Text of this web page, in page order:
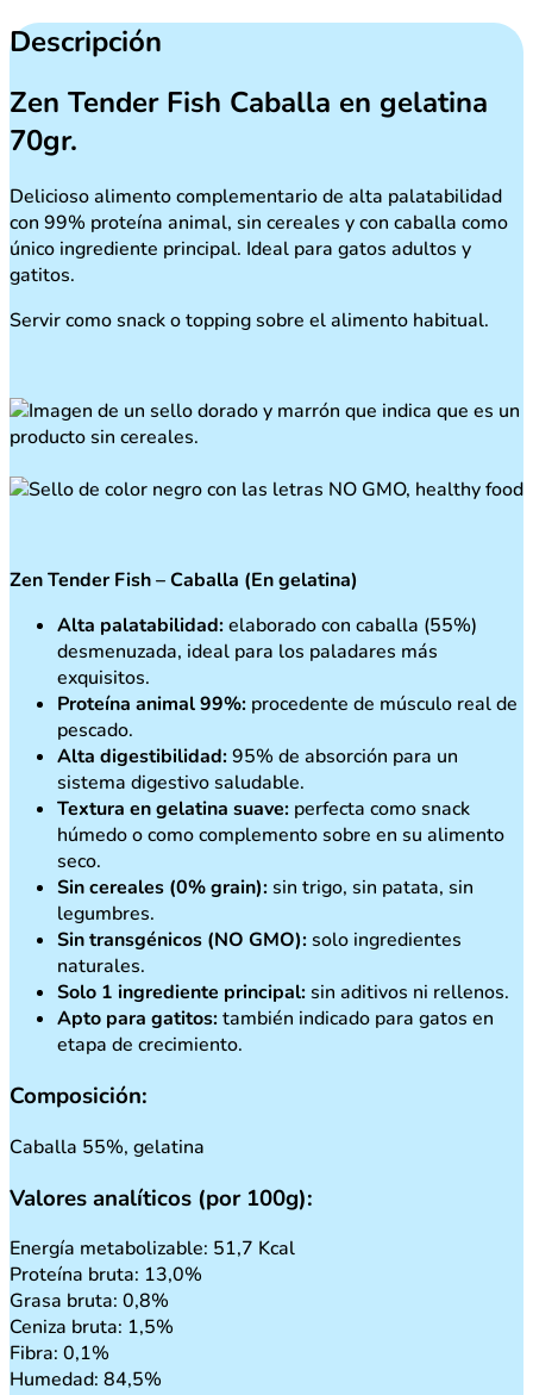
Descripción
Zen Tender Fish Caballa en gelatina
70gr.
Delicioso alimento complementario de alta palatabilidad
con 99% proteína animal, sin cereales y con caballa como
único ingrediente principal. Ideal para gatos adultos y
gatitos.
Servir como snack o topping sobre el alimento habitual.
Zen Tender Fish – Caballa (En gelatina)
Alta palatabilidad:elaborado con caballa (55%)
desmenuzada, ideal para los paladares más
exquisitos.
Proteína animal 99%: procedente de músculo real de
pescado.
Alta digestibilidad:95% de absorción para un
sistema digestivo saludable.
Textura en gelatina suave: perfecta como snack
húmedo o como complemento sobre en su alimento
seco.
Sin cereales (0% grain):sin trigo, sin patata, sin
legumbres.
Sin transgénicos (NO GMO):solo ingredientes
naturales.
Solo 1 ingrediente principal:sin aditivos ni rellenos.
Apto para gatitos:también indicado para gatos en
etapa de crecimiento.
Composición:
Caballa 55%, gelatina
Valores analíticos (por 100g):
Energía metabolizable: 51,7 Kcal
Proteína bruta: 13,0%
Grasa bruta: 0,8%
Ceniza bruta: 1,5%
Fibra: 0,1%
Humedad: 84,5%